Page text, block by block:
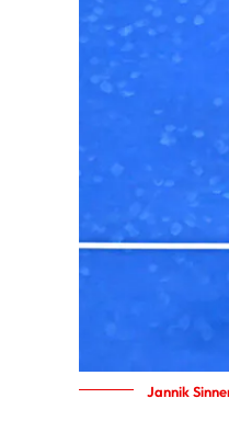
Jannik